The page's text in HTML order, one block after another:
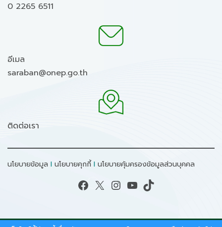
0 2265 6511
อีเมล
saraban@onep.go.th
ติดต่อเรา
นโยบายข้อมูล I นโยบายคุกกี้ I นโยบายคุ้มครองข้อมูลส่วนบุคคล
Facebook X Instagram YouTube TikTok